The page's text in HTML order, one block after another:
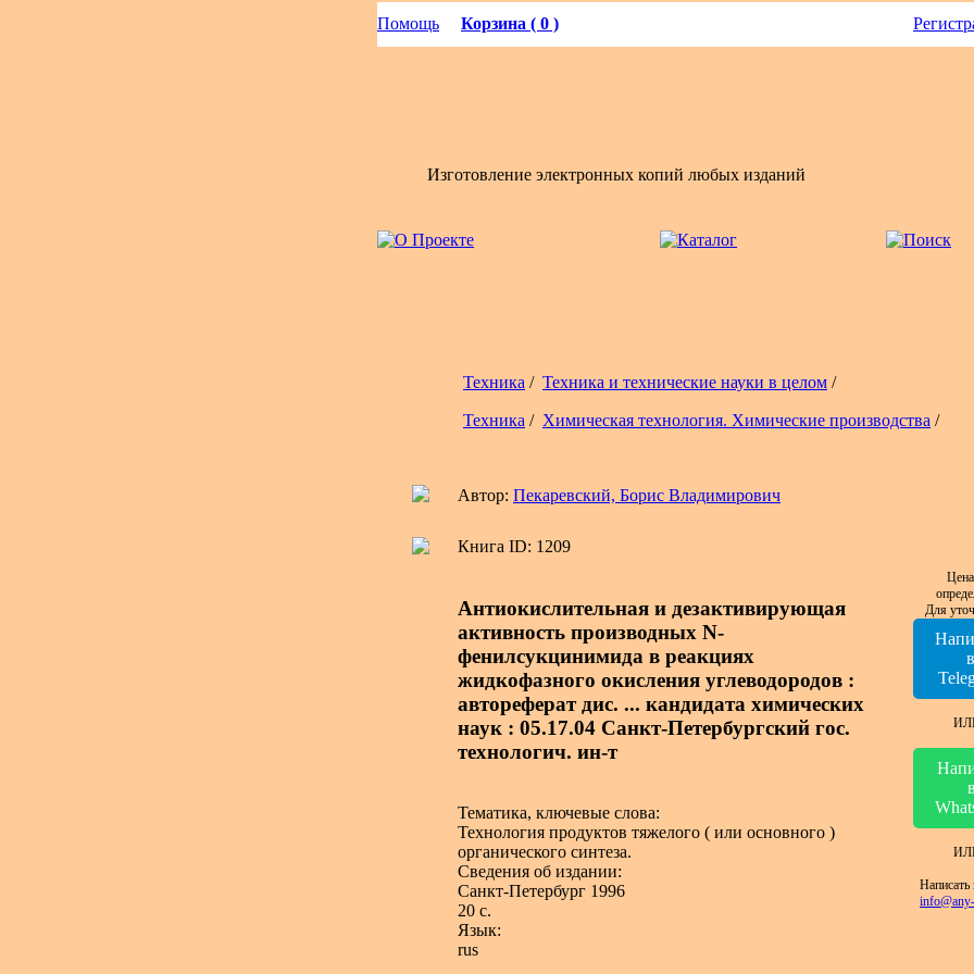
Помощь Корзина ( 0 )
Изготовление электронных копий любых изданий
Техника / Техника и технические науки в целом /
Техника / Химическая технология. Химические производства /
Автор: Пекаревский, Борис Владимирович
Книга ID: 1209
Антиокислительная и дезактивирующая
активность производных N-
фенилсукцинимида в реакциях
жидкофазного окисления углеводородов :
автореферат дис. ... кандидата химических
наук : 05.17.04 Санкт-Петербургский гос.
технологич. ин-т
Тематика, ключевые слова:
Технология продуктов тяжелого ( или основного )
органического синтеза.
Сведения об издании:
Санкт-Петербург 1996
20 с.
Язык:
rus
Для
в
в
Написать